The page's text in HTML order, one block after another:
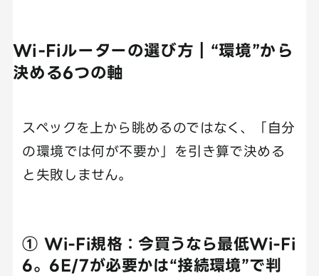
Wi-Fiルーターの選び方｜“環境”から
決める6つの軸
スペックを上から眺めるのではなく、「自分
の環境では何が不要か」を引き算で決める
と失敗しません。
① Wi-Fi規格：今買うなら最低Wi-Fi
6。6E/7が必要かは“接続環境”で判